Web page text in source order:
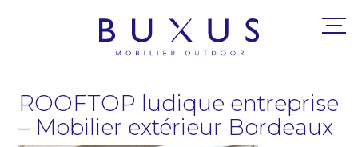
ROOFTOP ludique entreprise
– Mobilier extérieur Bordeaux